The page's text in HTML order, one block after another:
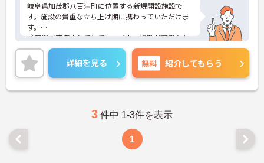
岐阜県加茂郡八百津町に位置する新規開設施設で
す。施設の貴重な立ち上げ期に携わっていただけま
す。
駐車場が完備されていて、マイカー通勤が可能なた
め、通勤に便利です。
オープニングスタッフの募集なので、みなさんが一
緒のスタートです。
ご興味をお持ちの方には詳細の情報や面接のポイン
トをお伝えしますのでお気軽にお問い合わせくださ
詳細を見る 無料 紹介してもらう
3 件中 1-3件を表示
1